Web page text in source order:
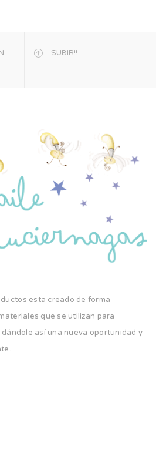
SUBIR!!
esta creado de forma
que se utilizan para
así una nueva oportunidad y